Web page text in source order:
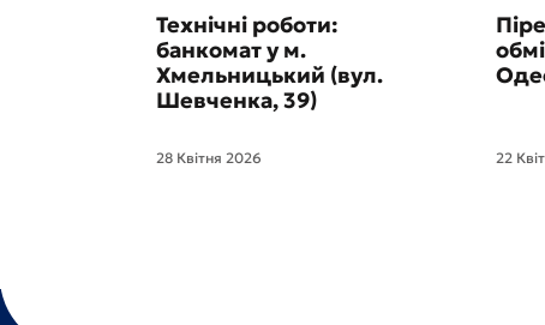
Технічні роботи:
банкомат у м.
Хмельницький (вул.
Шевченка, 39)
28 Квітня 2026 22